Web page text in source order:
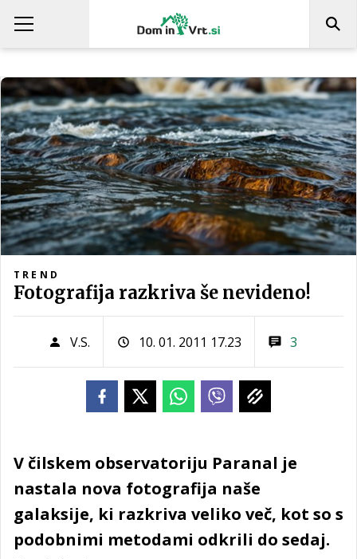
TREND
Fotografija razkriva še nevideno!
V.S. 10. 01. 2011 17.23 3
V čilskem observatoriju Paranal je
nastala nova fotografija naše
galaksije, ki razkriva veliko več, kot so s
podobnimi metodami odkrili do sedaj.